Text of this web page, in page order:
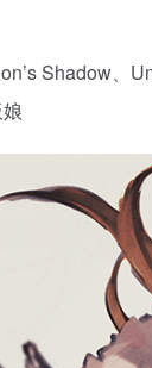
Shadow、